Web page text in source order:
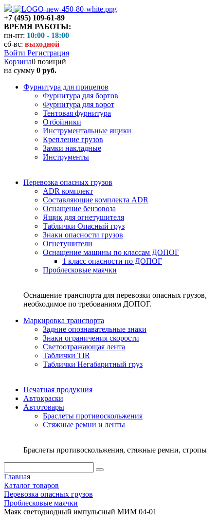
+7 (495) 109-61-89
ВРЕМЯ РАБОТЫ:
пн-пт: 10:00 - 18:00
сб-вс: выходной
Войти Регистрация
Корзина0 позиций
на сумму 0 руб.
Фурнитура для прицепов
Фурнитура для бортов
Фурнитура для ворот
Тентовая фурнитура
Отбойники
Инструментальные ящики
Крепление грузов
Замки накладные
Инструменты
Перевозка опасных грузов
ADR комплект
Составляющие комплекта ADR
Оснащение бензовоза
Ящик для огнетушителя
Таблички Опасный груз
Знаки опасности грузов
Огнетушители
Оснащение машины по классам ДОПОГ
1 класс опасности по ДОПОГ
Проблесковые маячки
Оснащение транспорта для перевозки опасных грузов,
необходимое по требованиям ДОПОГ.
Маркировка транспорта
Задние опознавательные знаки
Знаки ограничения скорости
Светоотражающая лента
Таблички TIR
Таблички Негабаритный груз
Печатная продукция
Автокраски
Автотовары
Браслеты противоскольжения
Стяжныe ремни и ленты
Браслеты противоскольжения, стяжные ремни, стропы
Главная
Каталог товаров
Перевозка опасных грузов
Проблесковые маячки
Маяк светодиодный импульсный МИМ 04-01